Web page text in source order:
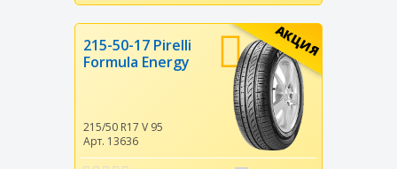
АКЦИЯ
215-50-17 Pirelli
Formula Energy
215/50 R17 V 95
Арт. 13636